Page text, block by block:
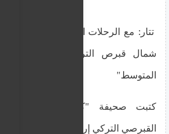
تتار: مع الرحلات الجوية المباشرة،
شمال قبرص التركية" "نجمة شرق
المتوسط"
القبرصي التركي إرسين تتار زار المقر